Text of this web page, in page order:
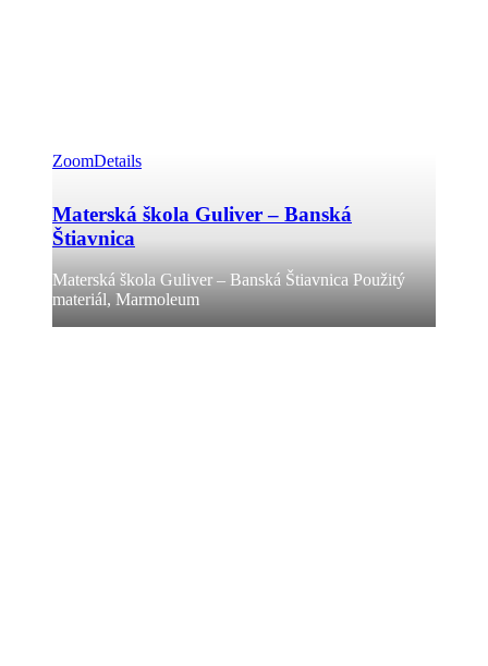
ZoomDetails
Materská škola Guliver – Banská
Štiavnica
Materská škola Guliver – Banská Štiavnica Použitý
materiál, Marmoleum